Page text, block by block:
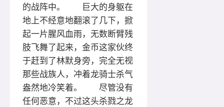
的战阵中。 巨大的身躯在
地上不经意地翻滚了几下，掀
起一片腥风血雨，无数断臂残
肢飞舞了起来，金币这家伙终
于赶到了林默身旁，完全无视
那些战族人，冲着龙骑士杀气
盎然地冷笑着。 尽管没有
任何恶意，不过这头杀戮之龙